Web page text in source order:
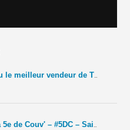
Comment le manga est devenu le meilleur vendeur de TCG ? – La 5e de Couv' – #5DC – Saison 11 épisode 42
La fin de To Your Eternity – La 5e de Couv' – #5DC – Saison 11 épisode 41